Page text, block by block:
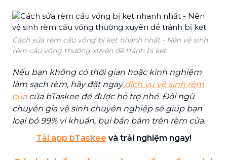
Cách sửa rèm cầu vồng bị kẹt nhanh nhất - Nên vệ sinh
rèm cầu vồng thường xuyên để tránh bị kẹt
Nếu bạn không có thời gian hoặc kinh nghiệm
làm sạch rèm, hãy đặt ngaydịch vụ vệ sinh rèm
cửacửa bTaskee để được hỗ trợ nhé. Đội ngũ
chuyên gia vệ sinh chuyên nghiệp sẽ giúp bạn
loại bỏ 99% vi khuẩn, bụi bẩn bám trên rèm cửa.
Tải app bTaskee và trải nghiệm ngay!